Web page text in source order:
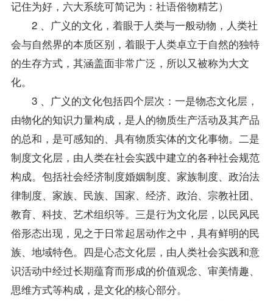
记住为好，六大系统可简记为：社语俗物精艺）
2 、广义的文化，着眼于人类与一般动物，人类社
会与自然界的本质区别，着眼于人类卓立于自然的独特
的生存方式，其涵盖面非常广泛，所以又被称为大文
化。
3 、广义的文化包括四个层次：一是物态文化层，
由物化的知识力量构成，是人的物质生产活动及其产品
的总和，是可感知的、具有物质实体的文化事物。二是
制度文化层，由人类在社会实践中建立的各种社会规范
构成。包括社会经济制度婚姻制度、家族制度、政治法
律制度、家族、民族、国家、经济、政治、宗教社团、
教育、科技、艺术组织等。三是行为文化层，以民风民
俗形态出现，见之于日常起居动作之中，具有鲜明的民
族、地域特色。四是心态文化层，由人类社会实践和意
识活动中经过长期蕴育而形成的价值观念、审美情趣、
思维方式等构成，是文化的核心部分。